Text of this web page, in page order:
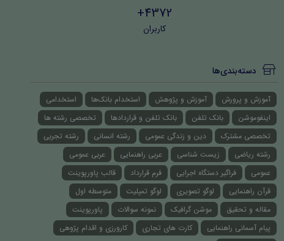
4372+
کاربران
دسته‌بندی‌ها
آموزش و پرورش آموزش و پژوهش استخدام بانک‌ها
استخدامی
اینفوموشن
بانک تلفن بانک تلفن و قراردادها
تخصصی رشته ها
تخصصی مشترک
دین و زندگی عمومی رشته انسانی
رشته تجربی
رشته ریاضی
زیست شناسی عربی راهنمایی
عربی عمومی
عمومی
فراگیر دستگاه اجرایی فرم قرارداد
قالب پاورپوینت
قرآن راهنمایی
لوگو تصویری لوگو تمپلیت
متوسطه اول
مقاله و تحقیق
موشن گرافیک نمونه سوالات
پاورپوینت
پیام آسمانی راهنمایی
کارت های تجاری
کارورزی و اقدام پژوهی